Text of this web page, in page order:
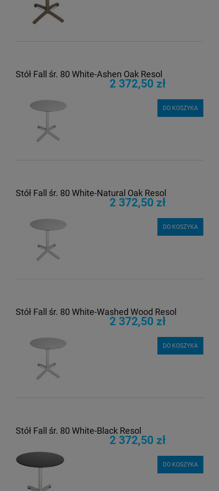
Stół Fall śr. 80 White-Ashen Oak Resol
2 372,50 zł
DO KOSZYKA
Stół Fall śr. 80 White-Natural Oak Resol
2 372,50 zł
DO KOSZYKA
Stół Fall śr. 80 White-Washed Wood Resol
2 372,50 zł
DO KOSZYKA
Stół Fall śr. 80 White-Black Resol
2 372,50 zł
DO KOSZYKA